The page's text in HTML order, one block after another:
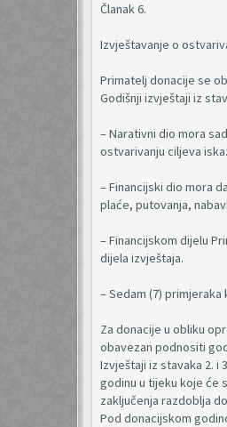
Članak 6.
Izvještavanje o
Primatelj donacije se
Godišnji izvještaji iz
– Narativni dio mora
ostvarivanju ciljeva
– Financijski dio mora
plaće, putovanja,
– Financijskom dijelu
dijela izvještaja.
– Sedam (7)
Za donacije u obliku
obavezan podnositi
Izvještaji iz stavaka 2. i
godinu u tijeku koje će
zaključenja razdoblja
Pod donacijskom